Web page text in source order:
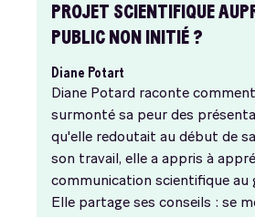
PROJET SCIENTIFIQUE
PUBLIC NON INITIÉ ?
Diane Potart
Diane Potard raconte
surmonté sa peur des
qu'elle redoutait au début de
son travail, elle a appris à
communication scientifique au
Elle partage ses conseils : se